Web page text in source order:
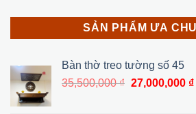
SẢN PHẨM ƯA
Bàn thờ treo tường số 45
35,500,000₫ Giá
27,000,000 ₫